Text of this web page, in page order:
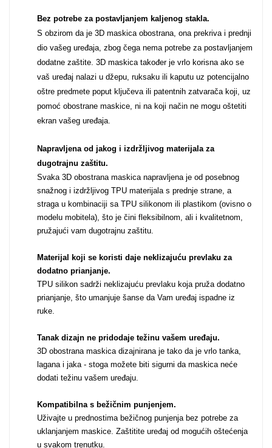
Bez potrebe za postavljanjem kaljenog stakla.
S obzirom da je 3D maskica obostrana, ona prekriva i prednji
dio vašeg uređaja, zbog čega nema potrebe za postavljanjem
dodatne zaštite. 3D maskica također je vrlo korisna ako se
vaš uređaj nalazi u džepu, ruksaku ili kaputu uz potencijalno
oštre predmete poput ključeva ili patentnih zatvarača koji, uz
pomoć obostrane maskice, ni na koji način ne mogu oštetiti
ekran vašeg uređaja.
Napravljena od jakog i izdržljivog materijala za
dugotrajnu zaštitu.
Svaka 3D obostrana maskica napravljena je od posebnog
snažnog i izdržljivog TPU materijala s prednje strane, a
straga u kombinaciji sa TPU silikonom ili plastikom (ovisno o
modelu mobitela), što je čini fleksibilnom, ali i kvalitetnom,
pružajući vam dugotrajnu zaštitu.
Materijal koji se koristi daje neklizajuću prevlaku za
dodatno prianjanje.
TPU silikon sadrži neklizajuću prevlaku koja pruža dodatno
prianjanje, što umanjuje šanse da Vam uređaj ispadne iz
ruke.
Tanak dizajn ne pridodaje težinu vašem uređaju.
3D obostrana maskica dizajnirana je tako da je vrlo tanka,
lagana i jaka - stoga možete biti sigurni da maskica neće
dodati težinu vašem uređaju.
Kompatibilna s bežičnim punjenjem.
Uživajte u prednostima bežičnog punjenja bez potrebe za
uklanjanjem maskice. Zaštitite uređaj od mogućih oštećenja
u svakom trenutku.
Svijet životinja Auto - Moto motivi
Mandale / Cvjetni
MarbleMania
Gaming motivi
Sportski motivi Obiteljski motivi